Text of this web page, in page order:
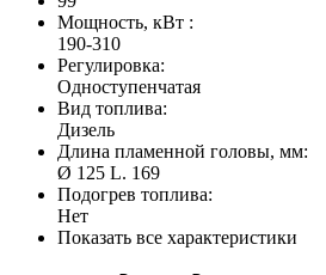
Мощность, кВт :
190-310
Регулировка:
Одноступенчатая
Вид топлива:
Дизель
Длина пламенной головы, мм:
Ø 125 L. 169
Подогрев топлива:
Нет
Показать все характеристики